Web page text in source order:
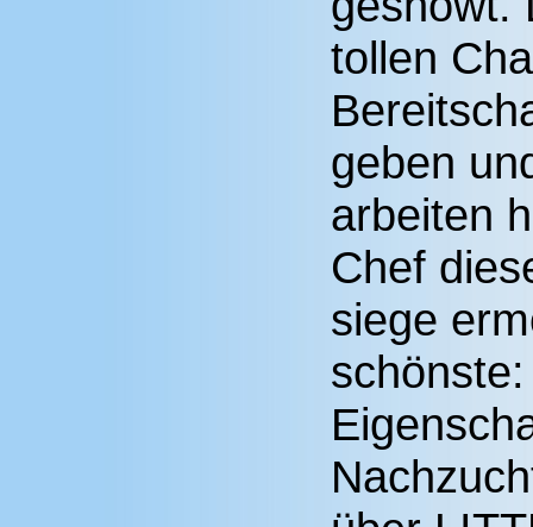
tollen
geben
arbeiten
Chef
siege